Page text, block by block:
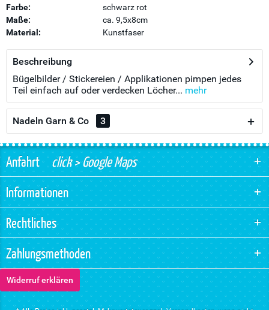
Farbe:
schwarz rot
Maße:
ca. 9,5x8cm
Material:
Kunstfaser
Beschreibung
Bügelbilder / Stickereien / Applikationen pimpen jedes
Teil einfach auf oder verdecken Löcher... mehr
Nadeln Garn & Co 3
Anfahrtclick > Google Maps
Informationen
Rechtliches
Zahlungsmethoden
Widerruf erklären